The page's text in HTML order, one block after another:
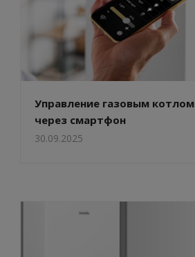
Управление газовым котлом
через смартфон
30.09.2025